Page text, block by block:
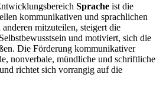
Sprache ist die
kommunikativen und sprachlichen
mitzuteilen, steigert die
und motiviert, sich die
Die Förderung kommunikativer
nonverbale, mündliche und schriftliche
richtet sich vorrangig auf die